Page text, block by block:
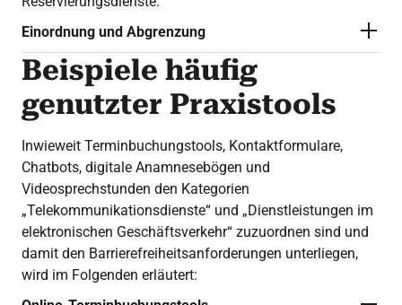
Einordnung und Abgrenzung
Beispiele häufig
genutzter Praxistools
Inwieweit Terminbuchungstools, Kontaktformulare,
Chatbots, digitale Anamnesebögen und
Videosprechstunden den Kategorien
„Telekommunikationsdienste“ und „Dienstleistungen im
elektronischen Geschäftsverkehr“ zuzuordnen sind und
damit den Barrierefreiheitsanforderungen unterliegen,
wird im Folgenden erläutert: